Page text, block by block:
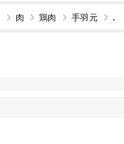
肉 鶏肉 手羽元 .